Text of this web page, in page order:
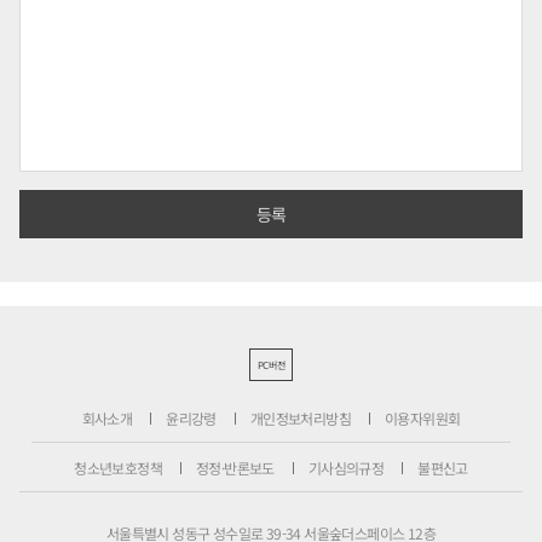
PC버전
회사소개 윤리강령 개인정보처리방침 이용자위원회
청소년보호정책 정정·반론보도 기사심의규정 불편신고
서울특별시 성동구 성수일로 39-34 서울숲더스페이스 12층